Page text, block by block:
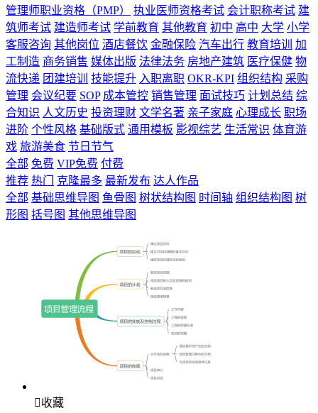
管理师职业资格（PMP）
执业医师资格考试 会计职称考试 建
筑师考试 建造师考试 学前教育 其他教育 初中 高中 大学 小学
客服咨询 其他岗位 酒店餐饮 金融保险 汽车出行 教育培训
加
工制造 商务销售 媒体出版 法律法务 房地产建筑 医疗保健 物
流快递 团建培训 技能提升 入职离职 OKR-KPI 组织结构 采购
管理 会议纪要 SOP 成本管控 销售管理 面试技巧 计划总结 综
合知识 人文历史 投资理财 文学名著 亲子家庭 心理成长 职场
进阶 个性风格 基础版式 通用模板 影视综艺 生活常识 体育游
戏 旅游美食 节日节气
全部 免费 VIP免费 付费
推荐 热门 克隆最多 最新发布 达人作品
全部 基础思维导图 鱼骨图 树状结构图 时间轴 组织结构图 树
形图 括号图 其他思维导图
收藏